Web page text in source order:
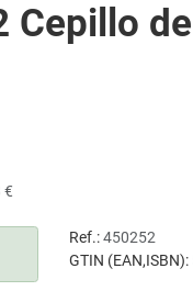
Cepillo
€
Ref.:450252
GTIN (EAN,ISBN):